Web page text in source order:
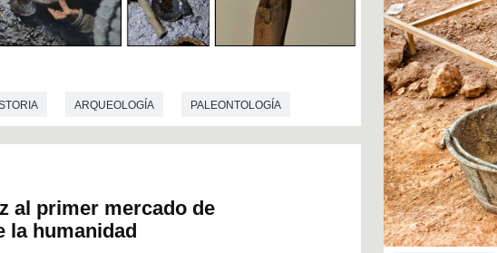
ARQUEOLOGÍA PALEONTOLOGÍA
al primer mercado de
la humanidad